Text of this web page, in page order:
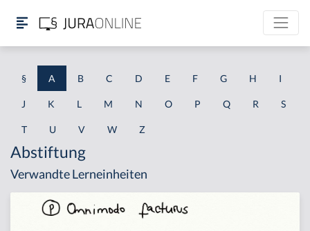
§ A B C D E F G H I
J K L M N O P Q R S
T U V W Z
Abstiftung
Verwandte Lerneinheiten